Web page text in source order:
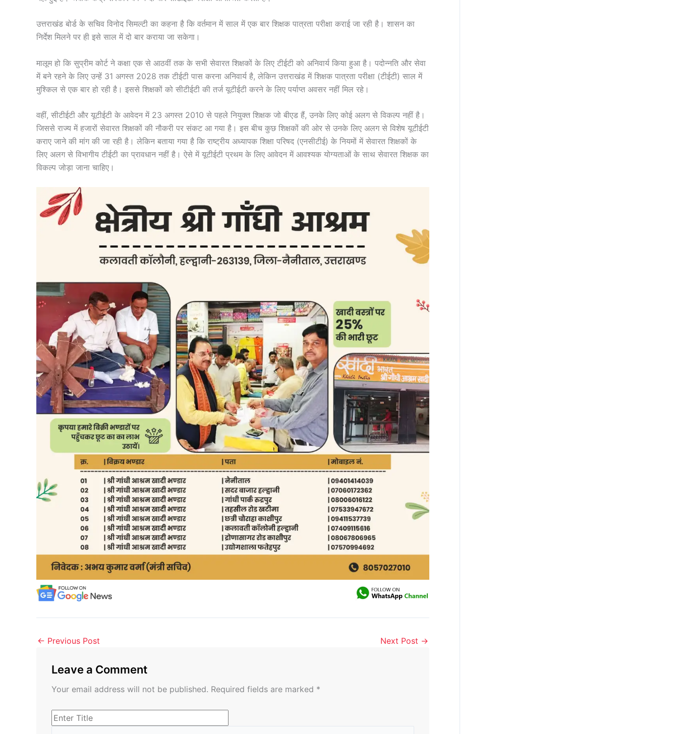
उत्तराखंड बोर्ड के सचिव विनोद सिमल्टी का कहना है कि वर्तमान में साल में एक बार शिक्षक पात्रता परीक्षा कराई जा रही है। शासन का
निर्देश मिलने पर ही इसे साल में दो बार कराया जा सकेगा।
मालूम हो कि सुप्रीम कोर्ट ने कक्षा एक से आठवीं तक के सभी सेवारत शिक्षकों के लिए टीईटी को अनिवार्य किया हुआ है। पदोन्नति और सेवा
में बने रहने के लिए उन्हें 31 अगस्त 2028 तक टीईटी पास करना अनिवार्य है, लेकिन उत्तराखंड में शिक्षक पात्रता परीक्षा (टीईटी) साल में
मुश्किल से एक बार हो रही है। इससे शिक्षकों को सीटीईटी की तर्ज यूटीईटी करने के लिए पर्याप्त अवसर नहीं मिल रहे।
वहीं, सीटीईटी और यूटीईटी के आवेदन में 23 अगस्त 2010 से पहले नियुक्त शिक्षक जो बीएड हैं, उनके लिए कोई अलग से विकल्प नहीं है।
जिससे राज्य में हजारों सेवारत शिक्षकों की नौकरी पर संकट आ गया है। इस बीच कुछ शिक्षकों की ओर से उनके लिए अलग से विशेष यूटीईटी
कराए जाने की मांग की जा रही है। लेकिन बताया गया है कि राष्ट्रीय अध्यापक शिक्षा परिषद (एनसीटीई) के नियमों में सेवारत शिक्षकों के
लिए अलग से विभागीय टीईटी का प्रावधान नहीं है। ऐसे में यूटीईटी प्रथम के लिए आवेदन में आवश्यक योग्यताओं के साथ सेवारत शिक्षक का
विकल्प जोड़ा जाना चाहिए।
← Previous Post Next Post →
Leave a Comment
Your email address will not be published. Required fields are marked *